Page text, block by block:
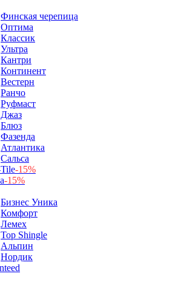
Финская черепица
Оптима
Классик
Ультра
Кантри
Континент
Вестерн
Ранчо
Руфмаст
Джаз
Блюз
Фазенда
Атлантика
Сальса
-15%
-15%
Бизнес Уника
Комфорт
Лемех
Top Shingle
Альпин
Нордик